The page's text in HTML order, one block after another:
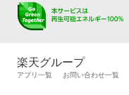
キズ修理予約
メンテナンス管理
タイヤ交換サービス
自動車カタログ
楽天グループ
アプリ一覧 お問い合わせ一覧